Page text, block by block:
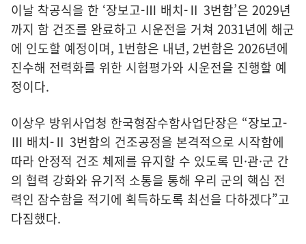
이날 착공식을 한 ‘장보고-Ⅲ 배치-Ⅱ 3번함’은 2029년
까지 함 건조를 완료하고 시운전을 거쳐 2031년에 해군
에 인도할 예정이며, 1번함은 내년, 2번함은 2026년에
진수해 전력화를 위한 시험평가와 시운전을 진행할 예
정이다.
이상우 방위사업청 한국형잠수함사업단장은 “장보고-
Ⅲ 배치-Ⅱ 3번함의 건조공정을 본격적으로 시작함에
따라 안정적 건조 체제를 유지할 수 있도록 민·관·군 간
의 협력 강화와 유기적 소통을 통해 우리 군의 핵심 전
력인 잠수함을 적기에 획득하도록 최선을 다하겠다”고
다짐했다.